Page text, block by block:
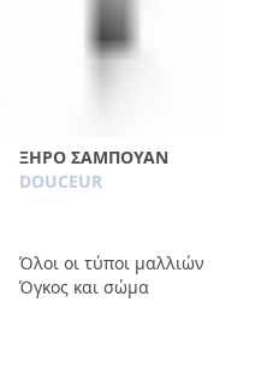
ΞΗΡΌ ΣΑΜΠΟΥΆΝ
DOUCEUR
Όλοι οι τύποι μαλλιών
Όγκος και σώμα